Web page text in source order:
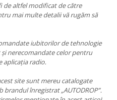
altfel modificat de către
mai multe detalii vă rugăm să
iubitorilor de tehnologie
nerecomandate celor pentru
aplicația radio.
site sunt mereu catalogate
înregistrat „AUTODROP”.